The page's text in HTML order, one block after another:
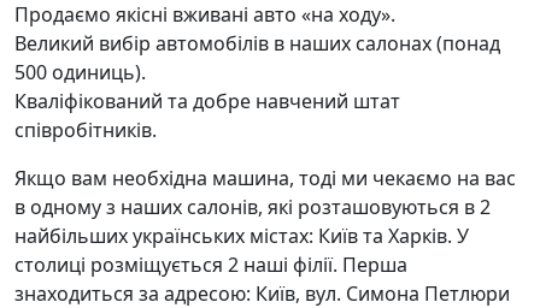
Продаємо якісні вживані авто «на ходу».
Великий вибір автомобілів в наших салонах (понад
500 одиниць).
Кваліфікований та добре навчений штат
співробітників.
Якщо вам необхідна машина, тоді ми чекаємо на вас
в одному з наших салонів, які розташовуються в 2
найбільших українських містах: Київ та Харків. У
столиці розміщується 2 наші філії. Перша
знаходиться за адресою: Київ, вул. Симона Петлюри